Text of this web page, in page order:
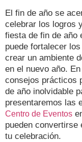
El fin de año se
celebrar los logros
fiesta de fin de año
puede fortalecer
crear un ambiente
en el nuevo año.
consejos prácticos
de año inolvidable
presentaremos las
Centro de Eventos
pueden convertirse
tu celebración.